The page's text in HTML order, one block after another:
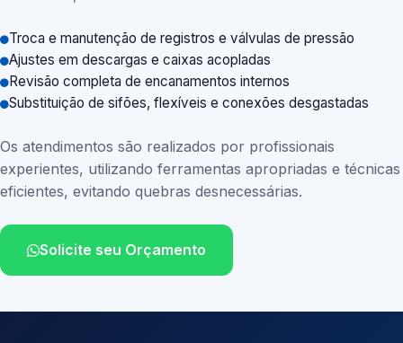
Troca e manutenção de registros e válvulas de pressão
Ajustes em descargas e caixas acopladas
Revisão completa de encanamentos internos
Substituição de sifões, flexíveis e conexões desgastadas
Os atendimentos são realizados por profissionais
experientes, utilizando ferramentas apropriadas e técnicas
eficientes, evitando quebras desnecessárias.
Solicite seu Orçamento